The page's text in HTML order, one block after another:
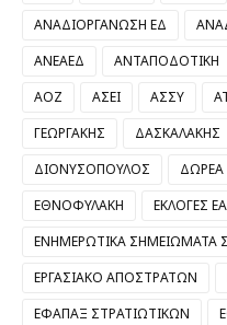
ΑΝΑΔΙΟΡΓΑΝΩΣΗ ΕΔ
ΑΝΕΑΕΔ
ΑΝΤΑΠΟΔΟΤΙΚΗ
ΑΟΖ
ΑΣΕΙ ΑΣΣΥ
ΓΕΩΡΓΑΚΗΣ
ΔΑΣΚΑΛΑΚΗΣ
ΔΙΟΝΥΣΟΠΟΥΛΟΣ
ΔΩΡΕΑ
ΕΘΝΟΦΥΛΑΚΗ
ΕΚΛΟΓΕΣ
ΕΝΗΜΕΡΩΤΙΚΑ ΣΗΜΕΙΩΜΑΤΑ
ΕΡΓΑΣΙΑΚΟ ΑΠΟΣΤΡΑΤΩΝ
ΕΦΑΠΑΞ ΣΤΡΑΤΙΩΤΙΚΩΝ